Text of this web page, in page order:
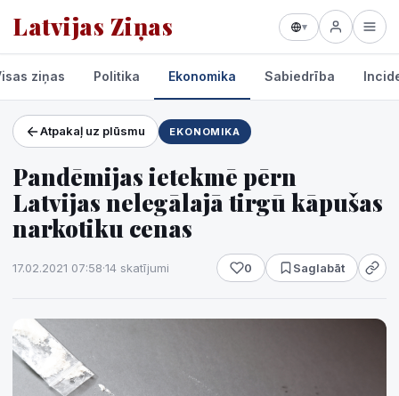
Latvijas Ziņas ▾
Projekti un pakalpojumi
Laikapstākļi
ziņas Politika Ekonomika Sabiedrība
Atpakaļ uz plūsmu EKONOMIKA
Pandēmijas ietekmē pērn
Latvijas nelegālajā tirgū kāpušas
narkotiku cenas
17.02.2021 07:58·14 skatījumi 0 Saglabāt